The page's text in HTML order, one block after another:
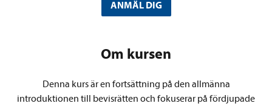
ANMÄL DIG
Om kursen
Denna kurs är en fortsättning på den allmänna
introduktionen till bevisrätten och fokuserar på fördjupade